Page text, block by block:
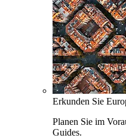
Erkunden Sie
Planen Sie im
Guides.